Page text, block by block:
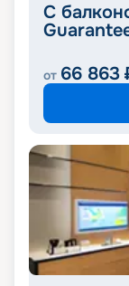
С
от 66 863